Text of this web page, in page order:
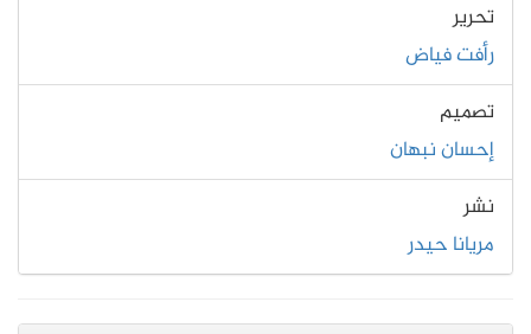
تحرير
رأفت فياض
تصميم
إحسان نبهان
نشر
مريانا حيدر